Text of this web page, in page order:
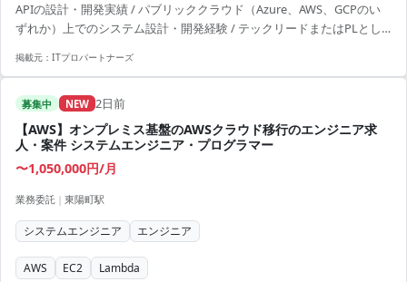
APIの設計・開発実績 / パブリッククラウド（Azure、AWS、GCPのい
ずれか）上でのシステム設計・開発経験 / テックリードまたはPLとし
キャッチアップ能力
掲載元： ITプロパートナーズ
募集中 NEW 2日前
【AWS】オンプレミス基盤のAWSクラウド移行のエンジニア求
人・案件 システムエンジニア・プログラマー
〜1,050,000円/月
業務委託 | 東陽町駅
システムエンジニア エンジニア
AWS EC2 Lambda